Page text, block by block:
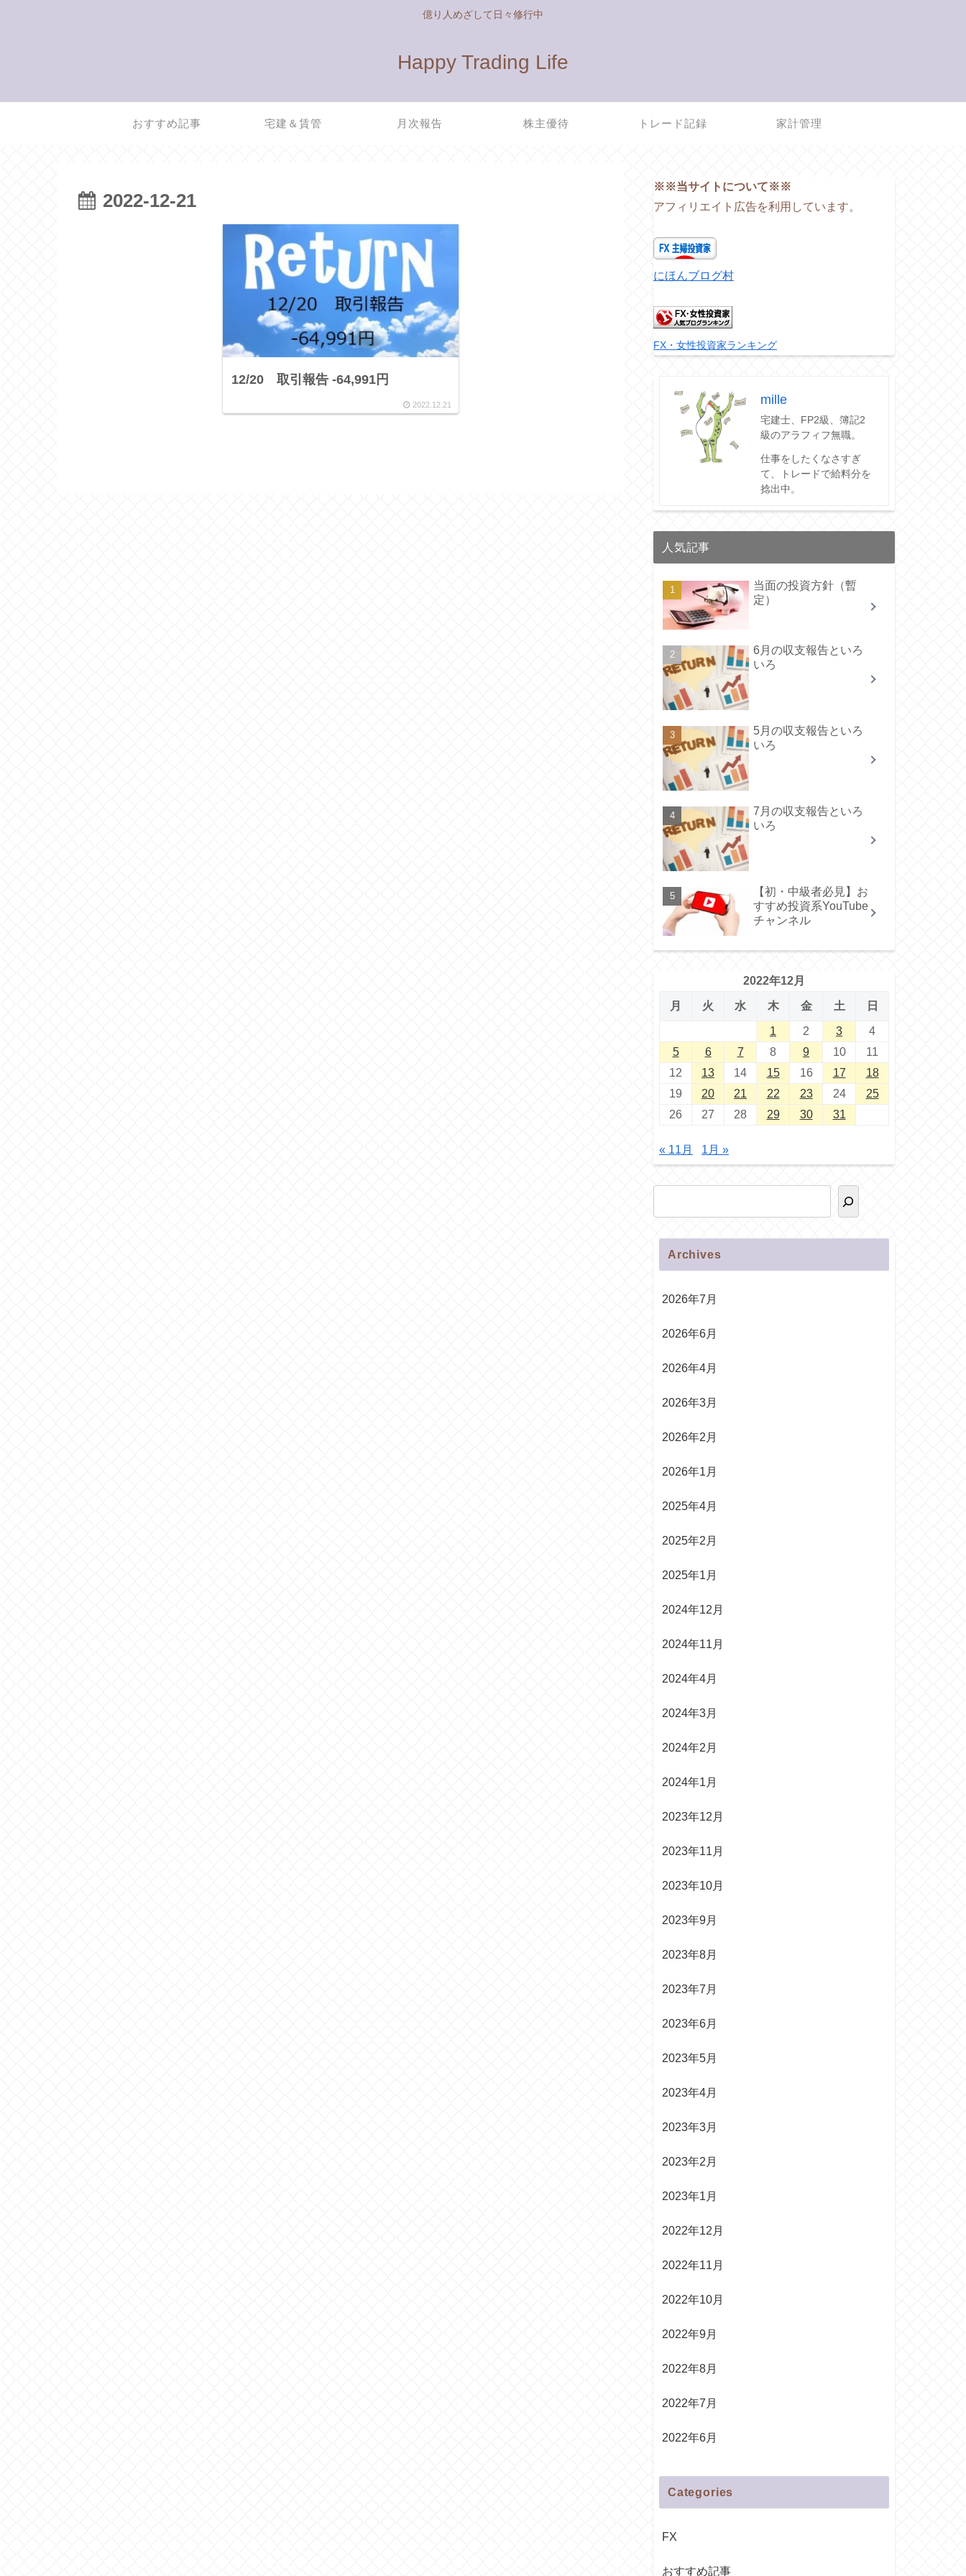
億り人めざして日々修行中
Happy Trading Life
おすすめ記事 宅建＆賃管 月次報告 株主優待 トレード記録 家計管理
2022-12-21
12/20 取引報告 -64,991円
2022.12.21
※※当サイトについて※※
アフィリエイト広告を利用しています。
にほんブログ村
FX・女性投資家ランキング
mille
宅建士、FP2級、簿記2
級のアラフィフ無職。
仕事をしたくなさすぎ
て、トレードで給料分を
捻出中。
人気記事
当面の投資方針（暫
定）
6月の収支報告といろ
いろ
5月の収支報告といろ
いろ
7月の収支報告といろ
いろ
【初・中級者必見】お
すすめ投資系YouTube
チャンネル
2022年12月
月 火 水 木 金 土 日
1 2 3
4
5
6 7 8 9 10
11
12
13 14 15 16 17
18
19
20 21 22 23 24
25
26
27 28 29 30 31
« 11月 1月 »
Archives
2026年7月
2026年6月
2026年4月
2026年3月
2026年2月
2026年1月
2025年4月
2025年2月
2025年1月
2024年12月
2024年11月
2024年4月
2024年3月
2024年2月
2024年1月
2023年12月
2023年11月
2023年10月
2023年9月
2023年8月
2023年7月
2023年6月
2023年5月
2023年4月
2023年3月
2023年2月
2023年1月
2022年12月
2022年11月
2022年10月
2022年9月
2022年8月
2022年7月
2022年6月
Categories
FX
おすすめ記事